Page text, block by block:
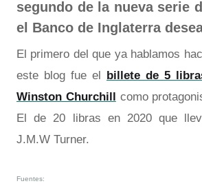
segundo de la nueva serie
el Banco de Inglaterra
El primero del que ya hablamos
este blog fue el billete de 5
Winston Churchill como
El de 20 libras en 2020 que
J.M.W Turner.
Fuentes: